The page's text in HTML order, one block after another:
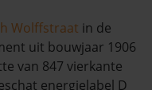
Wolffstraat in de
uit bouwjaar 1906
van 847 vierkante
energielabel D